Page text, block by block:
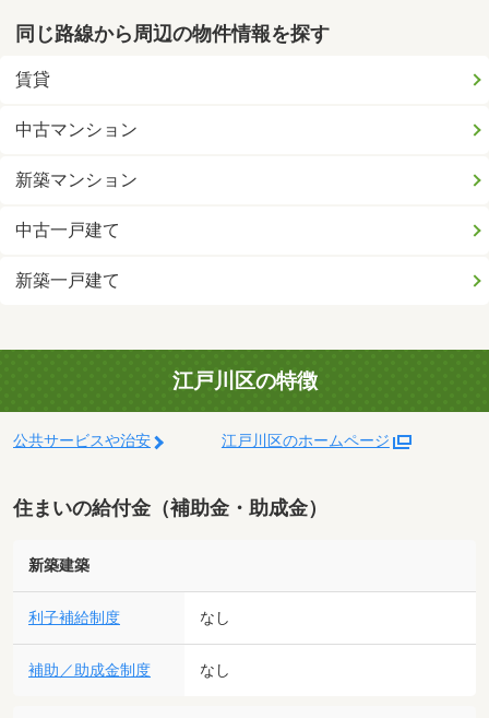
同じ路線から周辺の物件情報を探す
賃貸
中古マンション
新築マンション
中古一戸建て
新築一戸建て
江戸川区の特徴
公共サービスや治安 江戸川区のホームページ
住まいの給付金（補助金・助成金）
新築建築
利子補給制度 なし
補助／助成金制度 なし